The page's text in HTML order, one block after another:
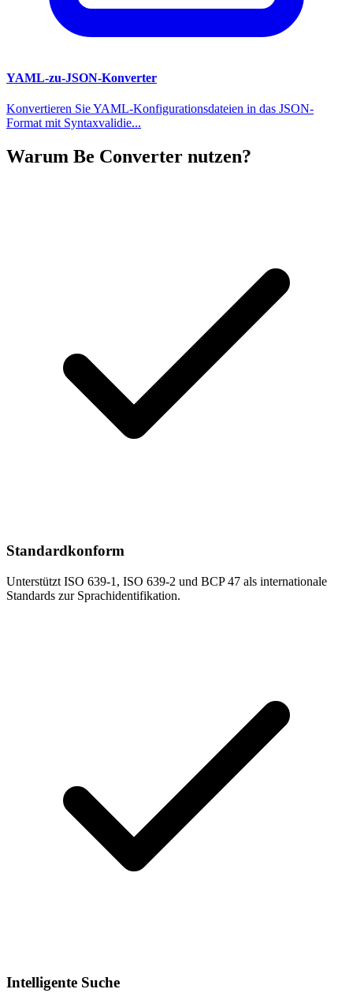
YAML-zu-JSON-Konverter
Konvertieren Sie YAML-Konfigurationsdateien in das JSON-
Format mit Syntaxvalidie...
Warum Be Converter nutzen?
Standardkonform
Unterstützt ISO 639-1, ISO 639-2 und BCP 47 als internationale
Standards zur Sprachidentifikation.
Intelligente Suche